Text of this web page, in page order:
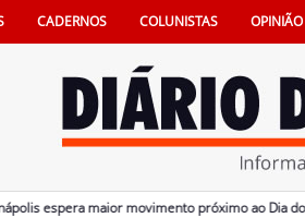
CADERNOS COLUNISTAS OPINIÃO
espera maior movimento próximo ao Dia dos Pais